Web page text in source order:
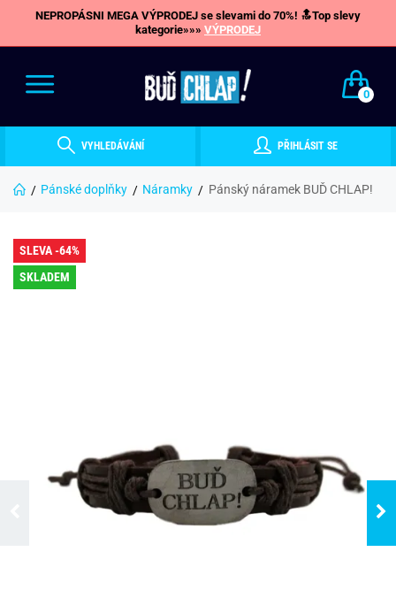
NEPROPÁSNI MEGA VÝPRODEJ se slevami do 70%! 🔝Top slevy
kategorie»»» VÝPRODEJ
0
VYHLEDÁVÁNÍ PŘIHLÁSIT SE
Pánské doplňky Náramky Pánský náramek BUĎ CHLAP!
SLEVA -64%
SKLADEM